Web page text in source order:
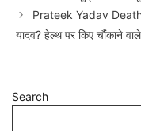
Prateek Yadav Death:
यादव? हेल्थ पर किए चौंकाने
Search